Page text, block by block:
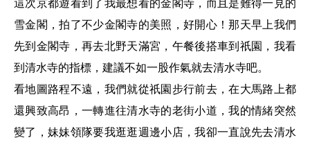
這次京都遊看到了我最想看的金閣寺，而且是難得一見的
雪金閣，拍了不少金閣寺的美照，好開心！那天早上我們
先到金閣寺，再去北野天滿宮，午餐後搭車到祇園，我看
到清水寺的指標，建議不如一股作氣就去清水寺吧。
看地圖路程不遠，我們就從祇園步行前去，在大馬路上都
還興致高昂，一轉進往清水寺的老街小道，我的情緒突然
變了，妹妹領隊要我逛逛週邊小店，我卻一直說先去清水